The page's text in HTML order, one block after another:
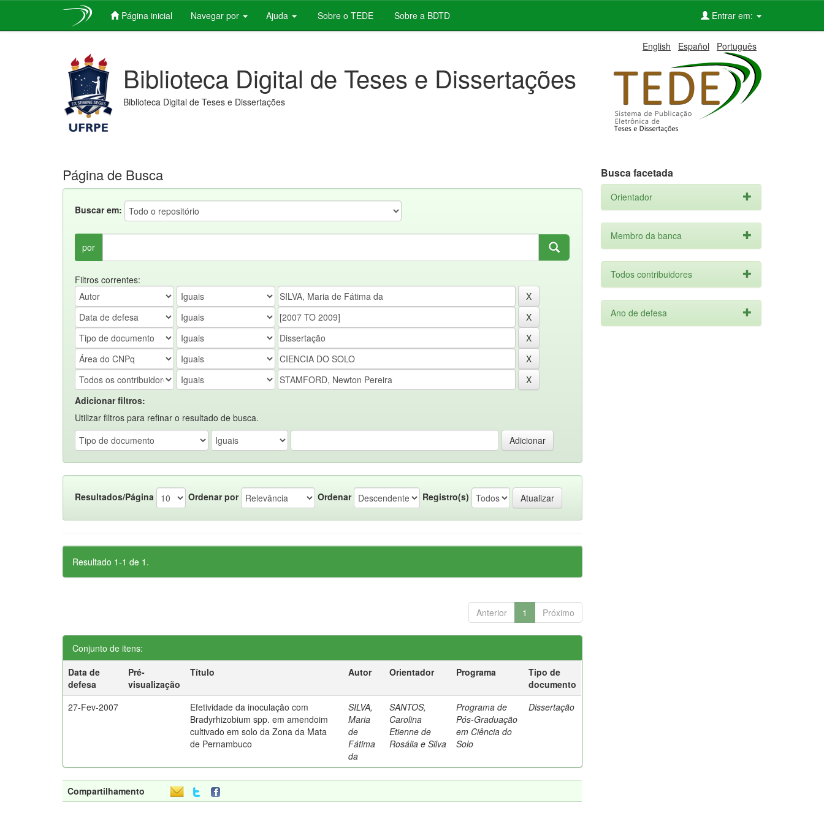
Página inicial Navegar por Ajuda Sobre o TEDE Sobre a BDTD Entrar em:
English Español Português
Biblioteca Digital de Teses e Dissertações
Biblioteca Digital de Teses e Dissertações
Página de Busca
Buscar em:
por
Filtros correntes:
Adicionar filtros:
Utilizar filtros para refinar o resultado de busca.
Resultados/Página Ordenar por Ordenar Registro(s)
Resultado 1-1 de 1.
Anterior 1 Próximo
Conjunto de itens:
Data de
defesa
Pré-
visualização
Título Autor Orientador Programa
Tipo de
documento
27-Fev-2007
Efetividade da inoculação com
Bradyrhizobium spp. em amendoim
cultivado em solo da Zona da Mata
de Pernambuco
SILVA,
Maria
de
Fátima
da
SANTOS,
Carolina
Etienne de
Rosália e Silva
Programa de
Pós-Graduação
em Ciência do
Solo
Dissertação
Compartilhamento
Busca facetada
Orientador
Membro da banca
Todos contribuidores
Ano de defesa